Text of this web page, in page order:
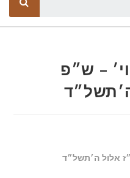
– ש״פ
אלול ה׳תשל״ד